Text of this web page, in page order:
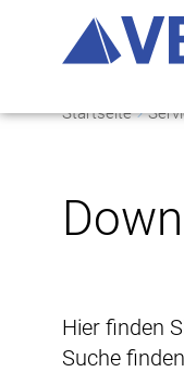
Startseite
Hier finden
Suche